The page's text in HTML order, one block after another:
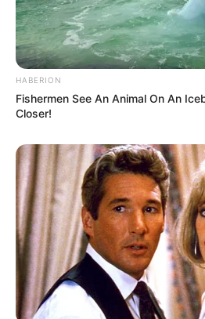
HABERION
Fishermen See An Animal On An
Closer!